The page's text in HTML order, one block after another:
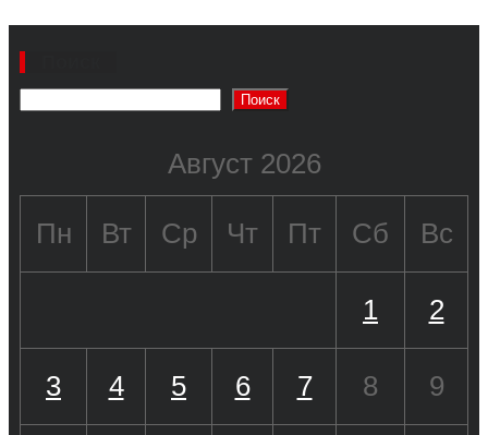
Поиск
Август 2026
Пн Вт Ср Чт Пт Сб Вс
1 2
3 4 5 6 7 8 9